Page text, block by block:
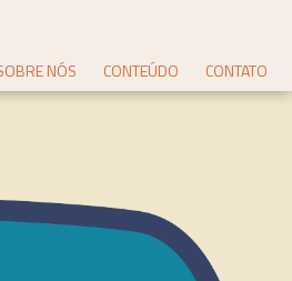
NÓS CONTEÚDO CONTATO